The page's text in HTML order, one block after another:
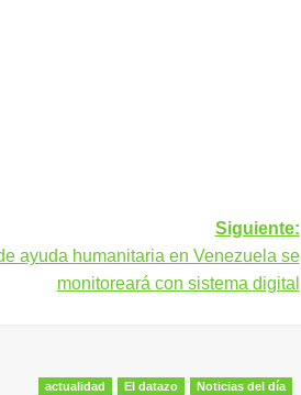
Siguiente:
ayuda humanitaria en Venezuela se
monitoreará con sistema digital
actualidad El datazo Noticias del día